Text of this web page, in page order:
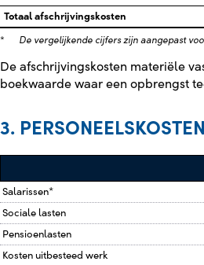
Totaal afschrijvingskosten
* De vergelijkende cijfers zijn aangepast
De afschrijvingskosten materiële
boekwaarde waar een opbrengst
3. PERSONEELSKOSTEN
Salarissen*
Sociale lasten
Pensioenlasten
Kosten uitbesteed werk